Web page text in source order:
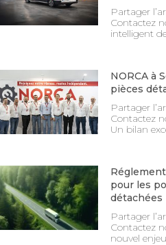
Partager
Contactez
intelligent
NORCA à
pièces
Partager
Contactez
Un bilan
pour les
détachées
Partager
Contactez
nouvel